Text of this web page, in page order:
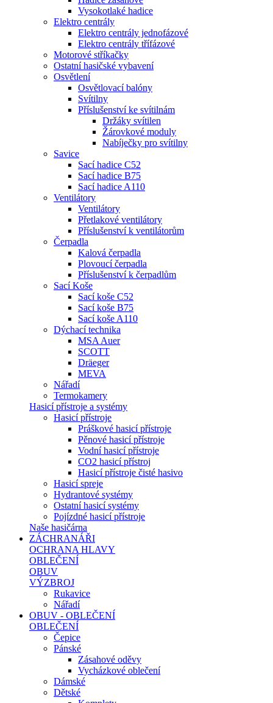
Vysokotlaké hadice
Elektro centrály
Elektro centrály jednofázové
Elektro centrály třífázové
Motorové stříkačky
Ostatní hasičské vybavení
Osvětlení
Osvětlovací balóny
Svítilny
Příslušenství ke svítilnám
Držáky svítilen
Žárovkové moduly
Nabíječky pro svítilny
Savice
Sací hadice C52
Sací hadice B75
Sací hadice A110
Ventilátory
Ventilátory
Přetlakové ventilátory
Příslušenství k ventilátorům
Čerpadla
Kalová čerpadla
Plovoucí čerpadla
Příslušenství k čerpadlům
Sací Koše
Sací koše C52
Sací koše B75
Sací koše A110
Dýchací technika
MSA Auer
SCOTT
Dräeger
MEVA
Nářadí
Termokamery
Hasicí přístroje a systémy
Hasicí přístroje
Práškové hasicí přístroje
Pěnové hasicí přístroje
Vodní hasicí přístroje
CO2 hasicí přístroj
Hasicí přístroje čisté hasivo
Hasicí spreje
Hydrantové systémy
Ostatní hasicí systémy
Pojízdné hasicí přístroje
Naše hasičárna
ZÁCHRANÁŘI
OCHRANA HLAVY
OBLEČENÍ
OBUV
VÝZBROJ
Rukavice
Nářadí
OBUV - OBLEČENÍ
OBLEČENÍ
Čepice
Pánské
Zásahové oděvy
Vycházkové oblečení
Dámské
Dětské